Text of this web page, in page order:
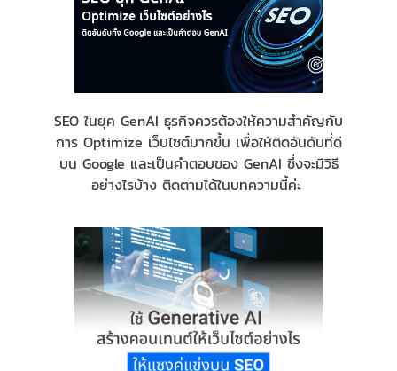
SEO ในยุค GenAI ธุรกิจควรต้องให้ความสำคัญกับ
การ Optimize เว็บไซต์มากขึ้น เพื่อให้ติดอันดับที่ดี
บน Google และเป็นคำตอบของ GenAI ซึ่งจะมีวิธี
อย่างไรบ้าง ติดตามได้ในบทความนี้ค่ะ